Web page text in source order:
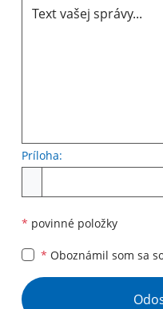
Príloha:
* povinné položky
* Oboznámil som sa
Google reCaptcha